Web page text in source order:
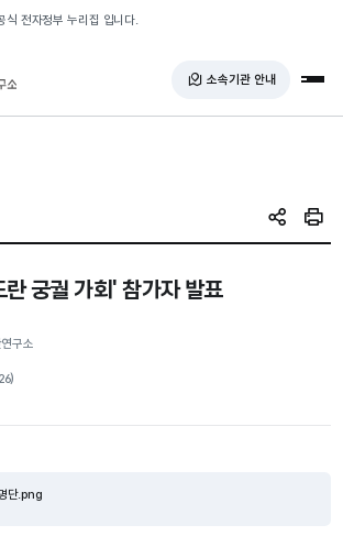
식 전자정부 누리집 입니다.
서울문화유산연구소 소속기관 안내 전
SNS 공유인쇄
궁궐 가회' 참가자 발표
구소
단.png